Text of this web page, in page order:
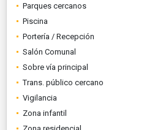
Parques cercanos
Piscina
Portería / Recepción
Salón Comunal
Sobre vía principal
Trans. público cercano
Vigilancia
Zona infantil